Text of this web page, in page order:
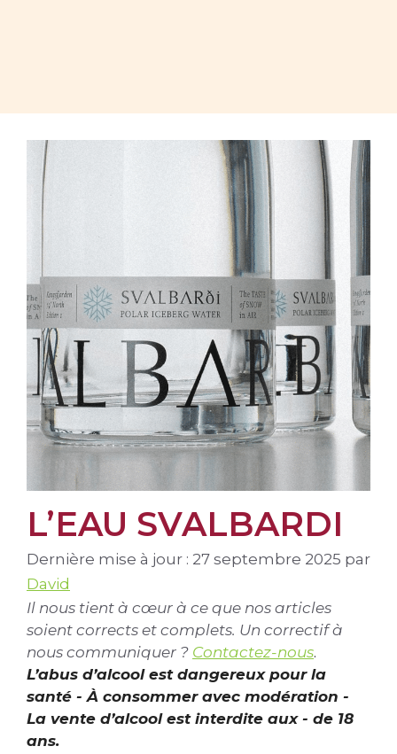
L’EAU SVALBARDI
Dernière mise à jour : 27 septembre 2025 par
David
Il nous tient à cœur à ce que nos articles
soient corrects et complets. Un correctif à
nous communiquer ? Contactez-nous.
L’abus d’alcool est dangereux pour la
santé - À consommer avec modération -
La vente d’alcool est interdite aux - de 18
ans.